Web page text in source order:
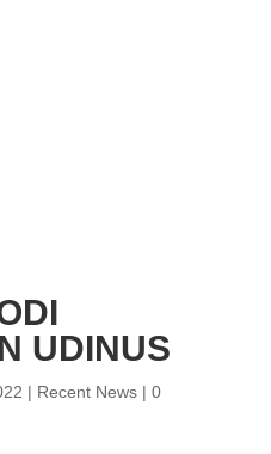
UDINUS
| Recent News| 0